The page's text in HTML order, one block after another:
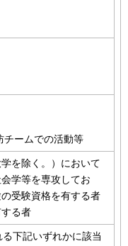
チームでの活動等
を除く。）において
学等を専攻してお
受験資格を有する者
る者
下記いずれかに該当